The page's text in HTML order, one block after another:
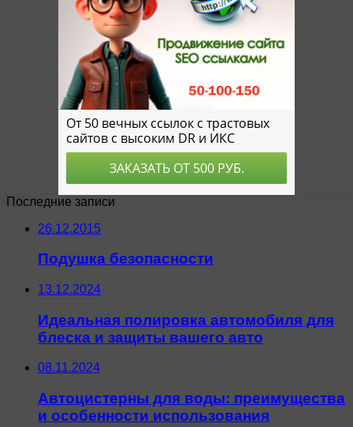
Последние записи
26.12.2015
Подушка безопасности
13.12.2024
Идеальная полировка автомобиля для
блеска и защиты вашего авто
08.11.2024
Автоцистерны для воды: преимущества
и особенности использования